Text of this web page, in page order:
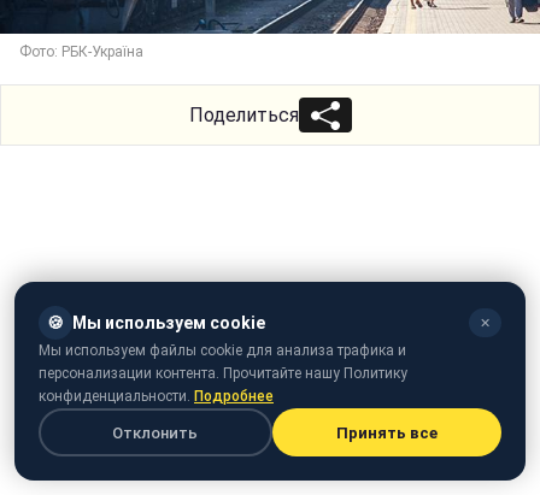
Фото: РБК-Україна
Поделиться
🍪 Мы используем cookie ✕
Мы используем файлы cookie для анализа трафика и
персонализации контента. Прочитайте нашу Политику
конфиденциальности. Подробнее
Отклонить Принять все